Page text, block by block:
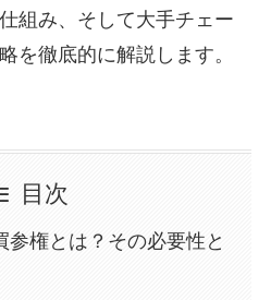
組み、そして大手チェー
を徹底的に解説します。
目次
参権とは？その必要性と